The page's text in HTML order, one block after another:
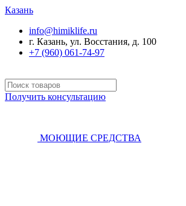
Казань
info@himiklife.ru
г. Казань, ул. Восстания, д. 100
+7 (960) 061-74-97
Получить консультацию
МОЮЩИЕ СРЕДСТВА